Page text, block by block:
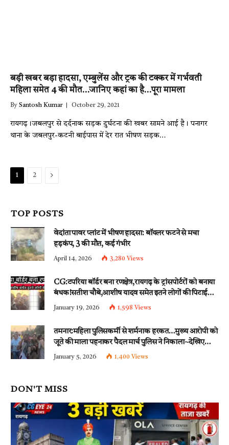
बड़ी खबर बड़ा हादसा, एम्बुलेंस और ट्रक की टक्कर में गर्भवती
महिला समेत 4 की मौत…जानिए कहां का है…पूरा मामला
By Santosh Kumar October 29, 2021
रायगढ़।जबलपुर से दर्दनाक सड़क दुर्घटना की खबर सामने आई है। पनागर
थाना के जबलपुर-कटनी बाईपास में देर रात भीषण सड़क…
1 2 Next
TOP POSTS
वेदांता पावर प्लांट में भीषण हादसा: बॉयलर फटने से मचा
हड़कंप, 3 की मौत, कई गंभीर
April 14, 2026 3,280 Views
CG:टपरिया बॉर्डर बना रणक्षेत्र,रायगढ़ के ट्रांसपोर्टरों को बनाया
बंधक!सतीश चौबे,आशीष यादव समेत इतने लोगों की पिटाई…
इन धाराओं के तहत्~बंटी समेत इतने लोगों पर हुई नामजद
January 19, 2026 1,598 Views
तमनार:महिला पुलिसकर्मी से शर्मनाक हरकत…मुख्य आरोपी को
जूते की माला पहनाकर पैदल मार्च पुलिस ने निकाला~देखिए
वीडियो
January 5, 2026 1,400 Views
DON'T MISS